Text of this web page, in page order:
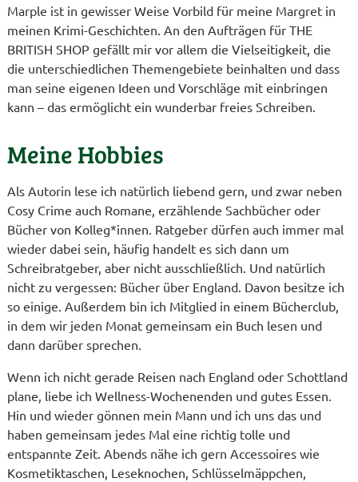
Marple ist in gewisser Weise Vorbild für meine Margret in
meinen Krimi-Geschichten. An den Aufträgen für THE
BRITISH SHOP gefällt mir vor allem die Vielseitigkeit, die
die unterschiedlichen Themengebiete beinhalten und dass
man seine eigenen Ideen und Vorschläge mit einbringen
kann – das ermöglicht ein wunderbar freies Schreiben.
Meine Hobbies
Als Autorin lese ich natürlich liebend gern, und zwar neben
Cosy Crime auch Romane, erzählende Sachbücher oder
Bücher von Kolleg*innen. Ratgeber dürfen auch immer mal
wieder dabei sein, häufig handelt es sich dann um
Schreibratgeber, aber nicht ausschließlich. Und natürlich
nicht zu vergessen: Bücher über England. Davon besitze ich
so einige. Außerdem bin ich Mitglied in einem Bücherclub,
in dem wir jeden Monat gemeinsam ein Buch lesen und
dann darüber sprechen.
Wenn ich nicht gerade Reisen nach England oder Schottland
plane, liebe ich Wellness-Wochenenden und gutes Essen.
Hin und wieder gönnen mein Mann und ich uns das und
haben gemeinsam jedes Mal eine richtig tolle und
entspannte Zeit. Abends nähe ich gern Accessoires wie
Kosmetiktaschen, Leseknochen, Schlüsselmäppchen,